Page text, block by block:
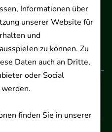
Informationen über
unserer Website für
und
zu können. Zu
Daten auch an Dritte,
oder Social
finden Sie in unserer